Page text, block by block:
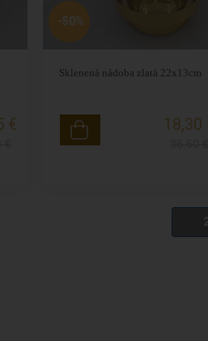
€
Sklenená nádoba zlatá 22x13cm
18,30
-50%